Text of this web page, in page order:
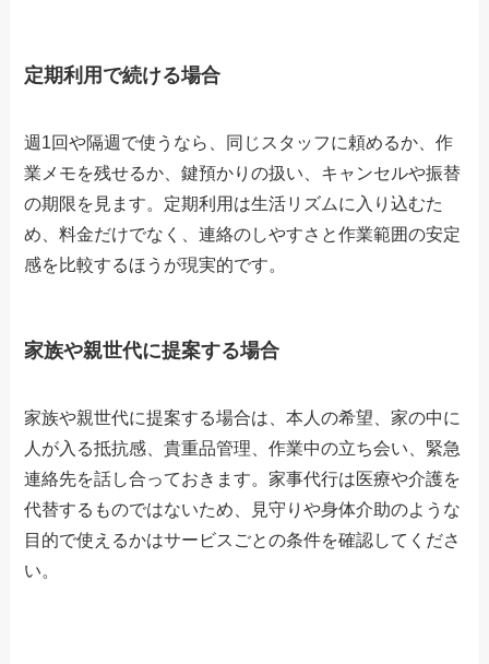
定期利用で続ける場合
週1回や隔週で使うなら、同じスタッフに頼めるか、作
業メモを残せるか、鍵預かりの扱い、キャンセルや振替
の期限を見ます。定期利用は生活リズムに入り込むた
め、料金だけでなく、連絡のしやすさと作業範囲の安定
感を比較するほうが現実的です。
家族や親世代に提案する場合
家族や親世代に提案する場合は、本人の希望、家の中に
人が入る抵抗感、貴重品管理、作業中の立ち会い、緊急
連絡先を話し合っておきます。家事代行は医療や介護を
代替するものではないため、見守りや身体介助のような
目的で使えるかはサービスごとの条件を確認してくださ
い。